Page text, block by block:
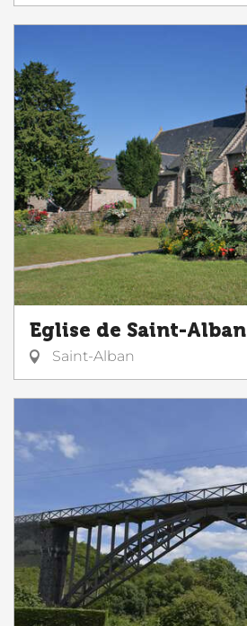
Eglise de Saint-Alban
Saint-Alban